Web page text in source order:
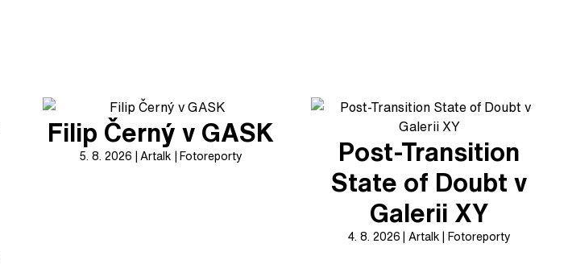
Filip Černý v GASK
5. 8. 2026 Artalk Fotoreporty
Post-Transition
State of Doubt v
Galerii XY
4. 8. 2026 Artalk Fotoreporty